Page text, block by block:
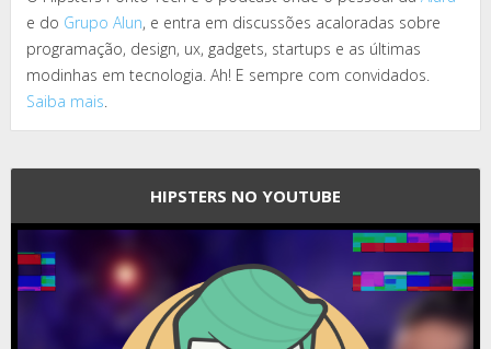
e do Grupo Alun, e entra em discussões acaloradas sobre
programação, design, ux, gadgets, startups e as últimas
modinhas em tecnologia. Ah! E sempre com convidados.
Saiba mais.
HIPSTERS NO YOUTUBE